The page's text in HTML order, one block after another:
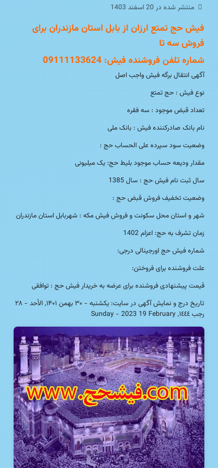
منتشر شده در 20 اسفند 1403
فیش حج تمتع ارزان از بابل استان مازندران برای
فروش سه تا
شماره تلفن فروشنده فیش: 09111133624
آگهی انتقال برگه فیش واجب اصل
نوع فیش : حج تمتع
تعداد قبض موجود : سه فقره
نام بانک صادرکننده فیش : بانک ملی
وضعیت سود سپرده علی الحساب حج :
مقدار ودیعه حساب موجود بلیط حج: یک میلیونی
سال ثبت نام فیش حج : سال 1385
وضعیت تخفیف فروش قبض حج :
شهر و استان محل سکونت و فروش فیش مکه : شهربابل استان مازندران
زمان تشرف به حج: اعزام 1402
شماره فیش حج اورجینالی درجی:
علت فروشنده برای فروختن:
قیمت پیشنهادی فروشنده برای عرضه به خریدار فیش حج : توافقی
تاریخ درج و نمایش آگهی در سایت: یکشنبه - ۳۰ بهمن ۱۴۰۱, الأحد - ٢٨
رجب ١٤٤٤, Sunday - 2023 19 February